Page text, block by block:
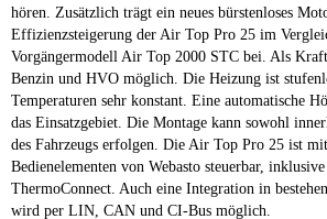
hören. Zusätzlich trägt ein neues bürstenloses
Effizienzsteigerung der Air Top Pro 25 im
Vorgängermodell Air Top 2000 STC bei. Als
Benzin und HVO möglich. Die Heizung ist
Temperaturen sehr konstant. Eine automatische
das Einsatzgebiet. Die Montage kann sowohl
des Fahrzeugs erfolgen. Die Air Top Pro 25 ist
Bedienelementen von Webasto steuerbar,
ThermoConnect. Auch eine Integration in
wird per LIN, CAN und CI-Bus möglich.